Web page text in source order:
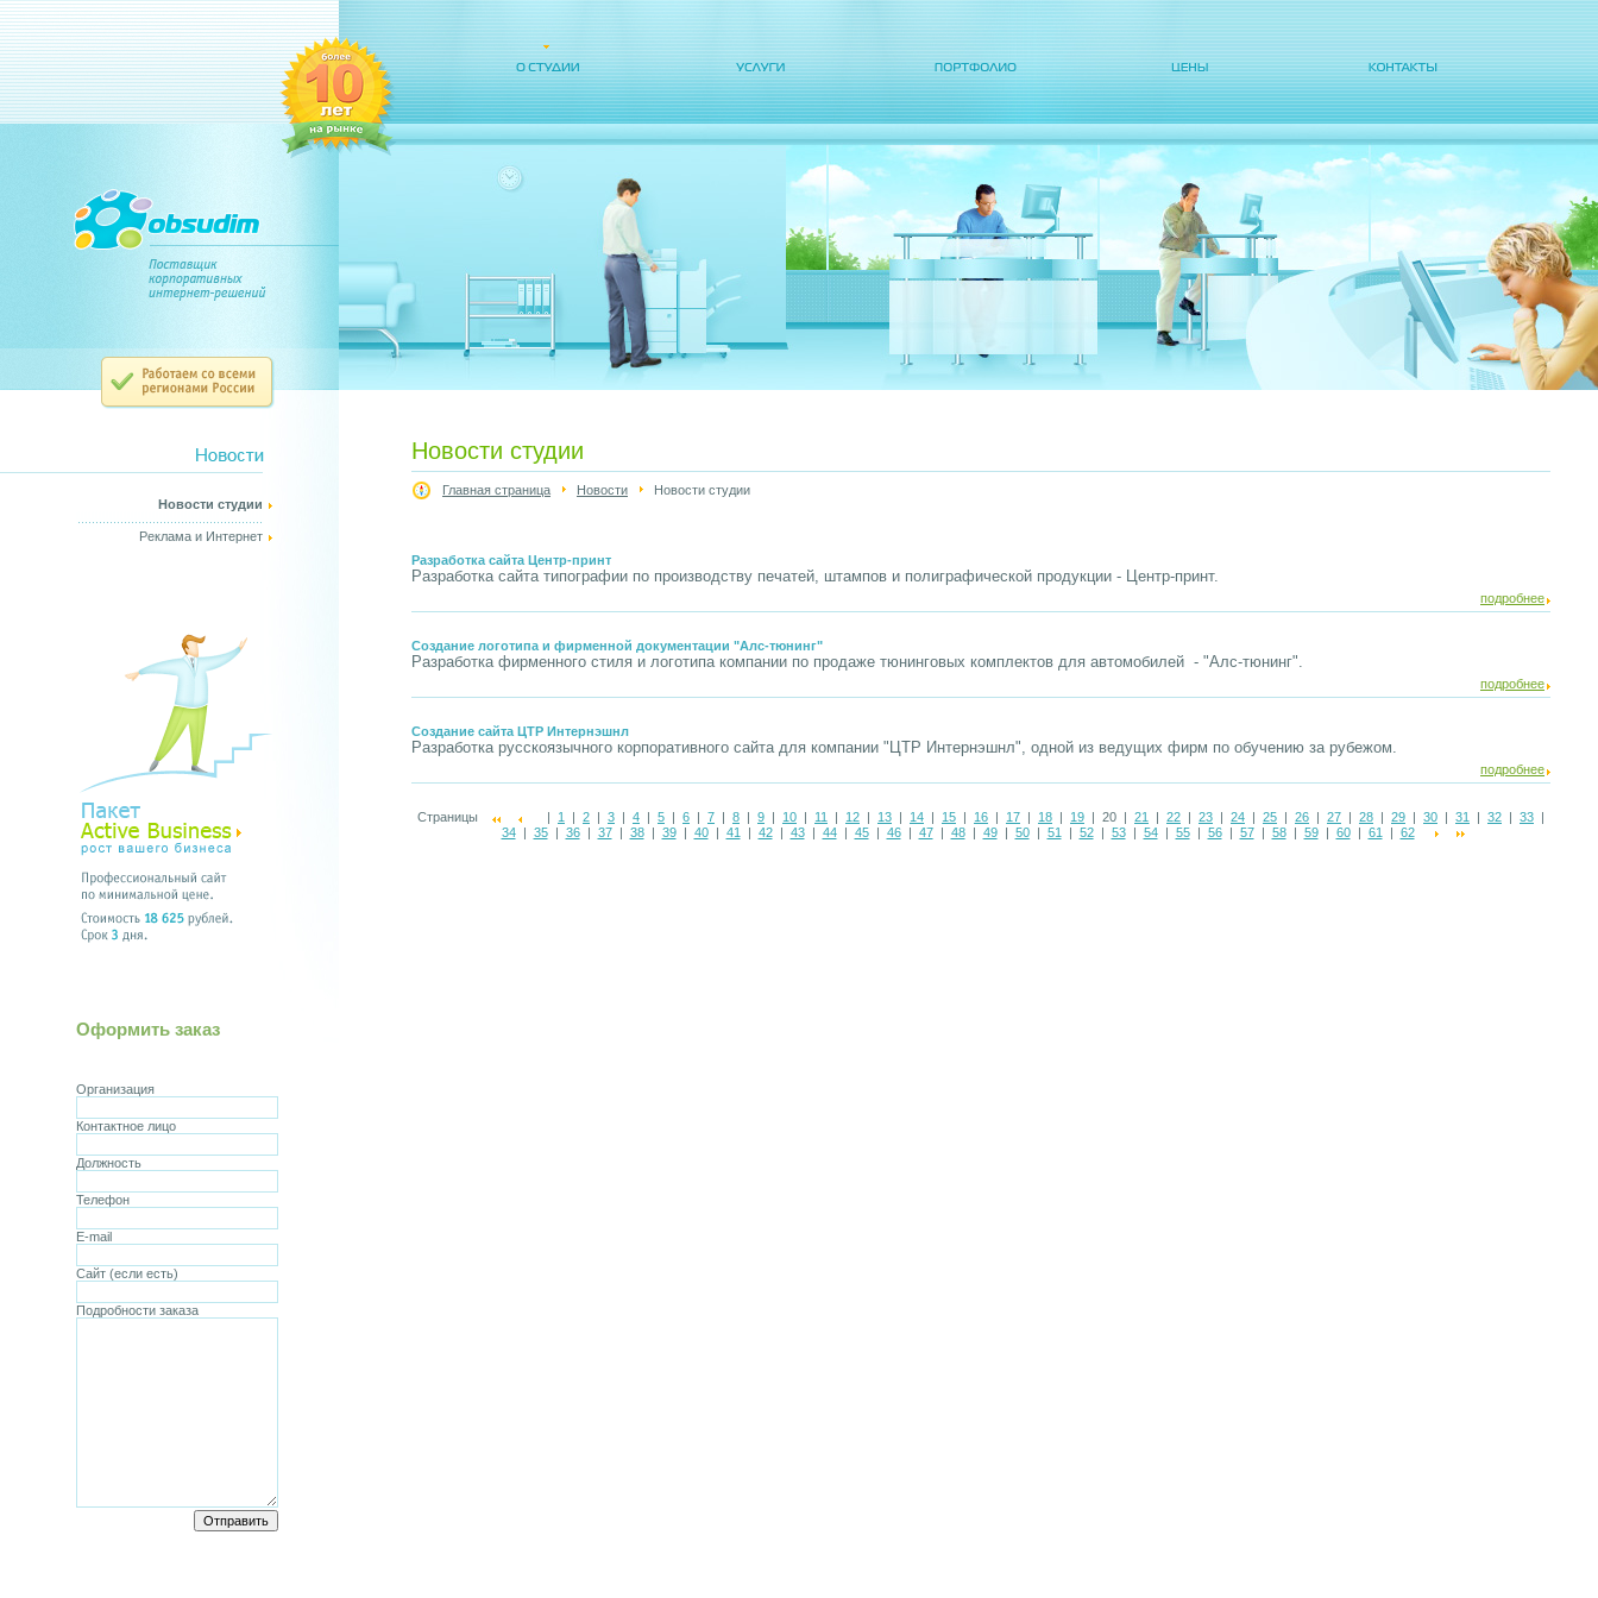
Новости студии
Реклама и Интернет
Оформить заказ
Организация
Контактное лицо
Должность
Телефон
E-mail
Сайт (если есть)
Подробности заказа
Новости студии
Главная страница Новости Новости студии
Разработка сайта Центр-принт
Разработка сайта типографии по производству печатей, штампов и полиграфической продукции - Центр-принт.
подробнее
Создание логотипа и фирменной документации "Алс-тюнинг"
Разработка фирменного стиля и логотипа компании по продаже тюнинговых комплектов для автомобилей - "Алс-тюнинг".
подробнее
Создание сайта ЦТР Интернэшнл
Разработка русскоязычного корпоративного сайта для компании "ЦТР Интернэшнл", одной из ведущих фирм по обучению за рубежом.
подробнее
Страницы | 1 | 2 | 3 | 4 | 5 | 6 | 7 | 8 | 9 | 10 | 11 | 12 | 13 | 14 | 15 | 16 | 17 | 18 | 19 | 20 | 21 | 22 | 23 | 24 | 25 | 26 | 27 | 28 | 29 | 30 | 31 | 32 | 33 |
34| 35| 36| 37| 38| 39| 40| 41 | 42| 43| 44| 45| 46| 47| 48| 49| 50| 51 | 52| 53| 54| 55| 56| 57| 58| 59| 60| 61 | 62